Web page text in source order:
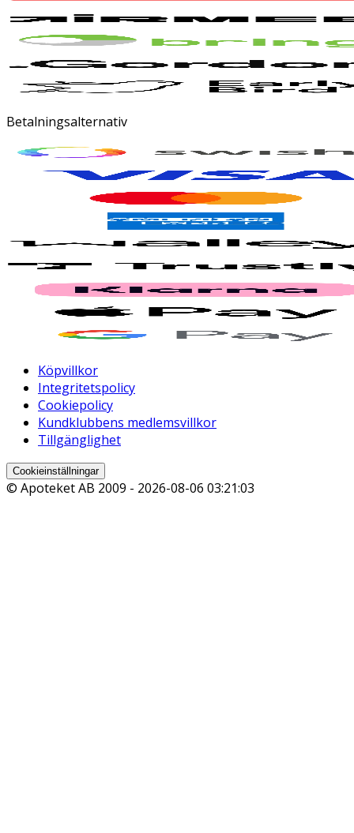
Betalningsalternativ
Köpvillkor
Integritetspolicy
Cookiepolicy
Kundklubbens medlemsvillkor
Tillgänglighet
Cookieinställningar
© Apoteket AB 2009 - 2026-08-06 03:21:03